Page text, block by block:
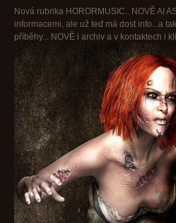
Nová rubrika HORORMUSIC.. NOVĚ AI
informacemi, ale už teď má dost info...a
příběhy... NOVĚ i archiv a v kontaktech i